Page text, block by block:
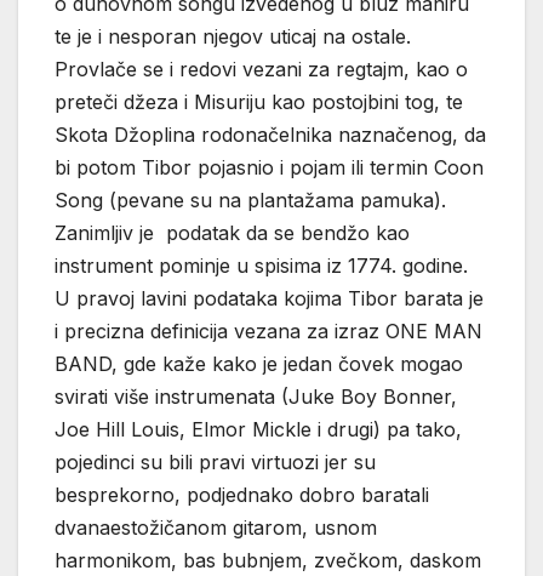
te je i nesporan njegov uticaj na ostale.
Provlače se i redovi vezani za regtajm, kao o
preteči džeza i Misuriju kao postojbini tog, te
Skota Džoplina rodonačelnika naznačenog, da
bi potom Tibor pojasnio i pojam ili termin Coon
Song (pevane su na plantažama pamuka).
Zanimljiv je podatak da se bendžo kao
instrument pominje u spisima iz 1774. godine.
U pravoj lavini podataka kojima Tibor barata je
i precizna definicija vezana za izraz ONE MAN
BAND, gde kaže kako je jedan čovek mogao
svirati više instrumenata (Juke Boy Bonner,
Joe Hill Louis, Elmor Mickle i drugi) pa tako,
pojedinci su bili pravi virtuozi jer su
besprekorno, podjednako dobro baratali
dvanaestožičanom gitarom, usnom
harmonikom, bas bubnjem, zvečkom, daskom